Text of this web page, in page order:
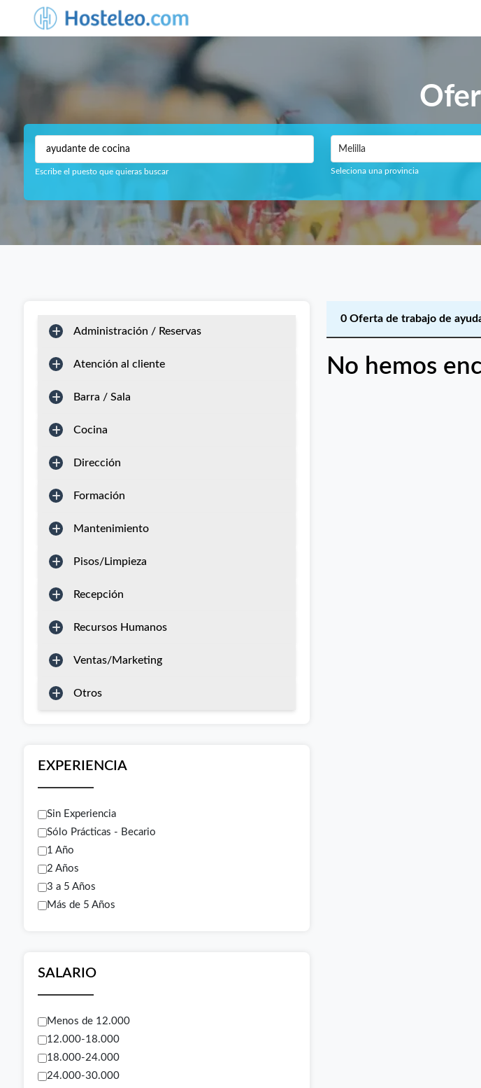
Escribe el puesto que quieras buscar
Melilla
Seleciona una provincia
Administración / Reservas
Atención al cliente
Barra / Sala
Cocina
Dirección
Formación
Mantenimiento
Pisos/Limpieza
Recepción
Recursos Humanos
Ventas/Marketing
Otros
EXPERIENCIA
Sin Experiencia
Sólo Prácticas - Becario
1 Año
2 Años
3 a 5 Años
Más de 5 Años
SALARIO
Menos de 12.000
12.000-18.000
18.000-24.000
24.000-30.000
0 Oferta de trabajo de
No hemos